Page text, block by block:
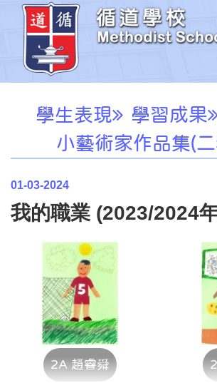
學生表現 學習成果
小藝術家作品集(
01-03-2024
我的職業 (2023/2024
2A 趙睿舜